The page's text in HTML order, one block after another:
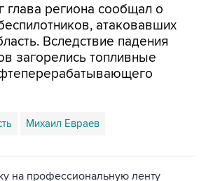
глава региона сообщал о
атаковавших
Вследствие падения
загорелись топливные
Михаил Евраев
на профессиональную ленту